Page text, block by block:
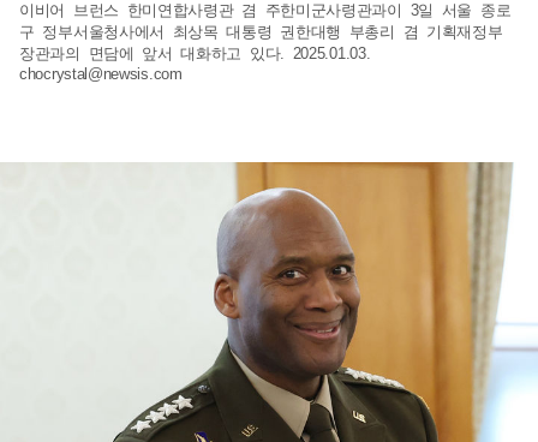
이비어 브런스 한미연합사령관 겸 주한미군사령관과이 3일 서울 종로
구 정부서울청사에서 최상목 대통령 권한대행 부총리 겸 기획재정부
장관과의 면담에 앞서 대화하고 있다. 2025.01.03.
chocrystal@newsis.com